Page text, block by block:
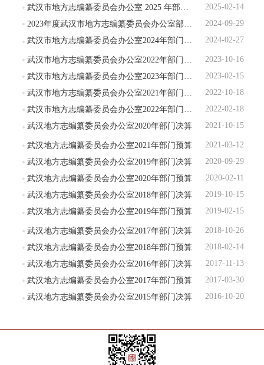
2025-02-14
2024-09-29
2024-02-27
2023-10-16
2023-02-15
2022-10-18
2022-02-18
武汉地方志编纂委员会办公室2020年部门决算
2021-10-15
武汉地方志编纂委员会办公室2021年部门预算
2021-03-12
武汉地方志编纂委员会办公室2019年部门决算
2020-09-29
武汉地方志编纂委员会办公室2020年部门预算
2020-02-11
武汉地方志编纂委员会办公室2018年部门决算
2019-10-15
武汉地方志编纂委员会办公室2019年部门预算
2019-02-15
武汉地方志编纂委员会办公室2017年部门决算
2018-10-26
武汉地方志编纂委员会办公室2018年部门预算
2018-02-14
武汉地方志编纂委员会办公室2016年部门决算
2017-11-13
武汉地方志编纂委员会办公室2017年部门预算
2017-03-30
武汉地方志编纂委员会办公室2015年部门决算
2016-10-20